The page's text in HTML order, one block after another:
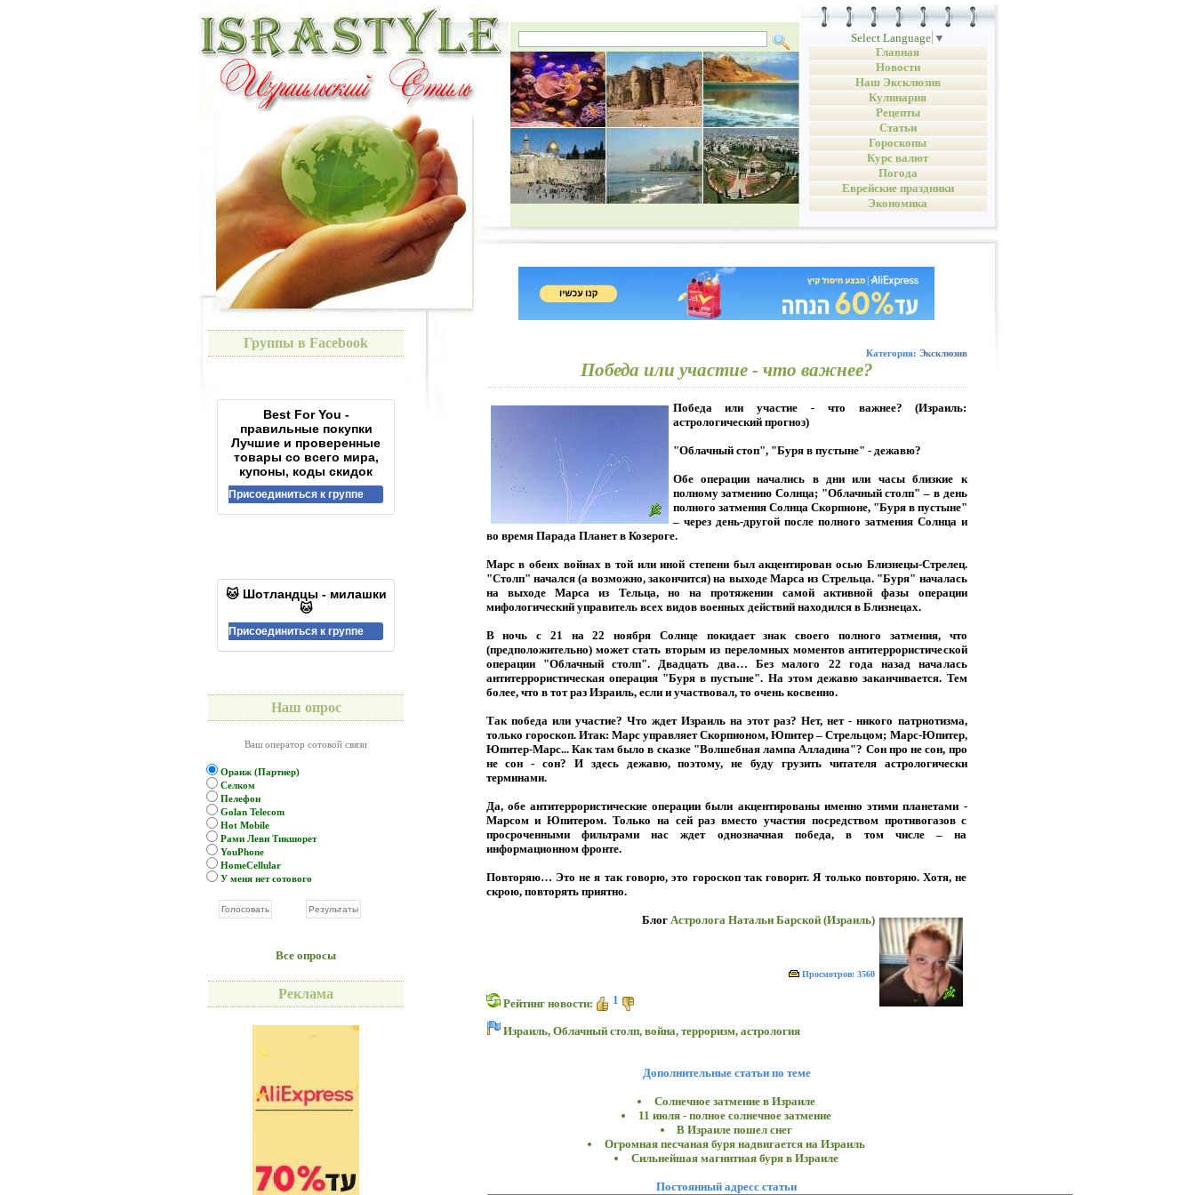
Select Language ▼
Главная
Новости
Наш Эксклюзив
Кулинария
Рецепты
Статьи
Гороскопы
Курс валют
Погода
Еврейские праздники
Экономика
Группы в Facebook
Best For You -
правильные покупки
Лучшие и проверенные
товары со всего мира,
купоны, коды скидок
Присоединиться к группе
🐱 Шотландцы - милашки
🐱
Присоединиться к группе
Наш опрос
Ваш оператор сотовой связи
Оранж (Партнер)
Селком
Пелефон
Golan Telecom
Hot Mobile
Рами Леви Тикшорет
YouPhone
HomeCellular
У меня нет сотового
Все опросы
Реклама
Категория: Эксклюзив
Победа или участие - что важнее?
Победа или участие - что важнее? (Израиль:
астрологический прогноз)
"Облачный стоп", "Буря в пустыне" - дежавю?
Обе операции начались в дни или часы близкие к
полному затмению Солнца; "Облачный столп" – в день
полного затмения Солнца Скорпионе, "Буря в пустыне"
– через день-другой после полного затмения Солнца и
во время Парада Планет в Козероге.
Марс в обеих войнах в той или иной степени был акцентирован осью Близнецы-Стрелец.
"Столп" начался (а возможно, закончится) на выходе Марса из Стрельца. "Буря" началась
на выходе Марса из Тельца, но на протяжении самой активной фазы операции
мифологический управитель всех видов военных действий находился в Близнецах.
В ночь с 21 на 22 ноября Солнце покидает знак своего полного затмения, что
(предположительно) может стать вторым из переломных моментов антитеррористической
операции "Облачный столп". Двадцать два… Без малого 22 года назад началась
антитеррористическая операция "Буря в пустыне". На этом дежавю заканчивается. Тем
более, что в тот раз Израиль, если и участвовал, то очень косвенно.
Так победа или участие? Что ждет Израиль на этот раз? Нет, нет - никого патриотизма,
только гороскоп. Итак: Марс управляет Скорпионом, Юпитер – Стрельцом; Марс-Юпитер,
Юпитер-Марс... Как там было в сказке "Волшебная лампа Алладина"? Сон про не сон, про
не сон - сон? И здесь дежавю, поэтому, не буду грузить читателя астрологически
терминами.
Да, обе антитеррористические операции были акцентированы именно этими планетами -
Марсом и Юпитером. Только на сей раз вместо участия посредством противогазов с
просроченными фильтрами нас ждет однозначная победа, в том числе – на
информационном фронте.
Повторяю… Это не я так говорю, это гороскоп так говорит. Я только повторяю. Хотя, не
скрою, повторять приятно.
Блог Астролога Натальи Барской (Израиль)
Просмотров: 3560
Рейтинг новости: 1
Израиль, Облачный столп, война, терроризм, астрология
Дополнительные статьи по теме
Солнечное затмение в Израиле
11 июля - полное солнечное затмение
В Израиле пошел снег
Огромная песчаная буря надвигается на Израиль
Сильнейшая магнитная буря в Израиле
Постоянный адресс статьи